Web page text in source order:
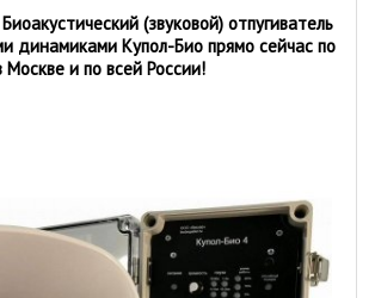
(звуковой) отпугиватель
динамиками Купол-Био прямо сейчас по
и по всей России!